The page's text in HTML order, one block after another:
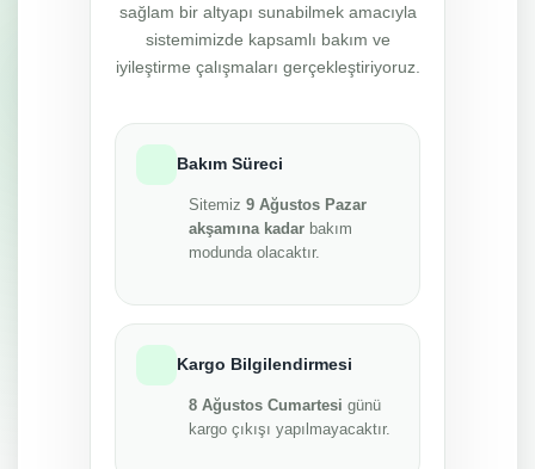
sağlam bir altyapı sunabilmek amacıyla
sistemimizde kapsamlı bakım ve
iyileştirme çalışmaları gerçekleştiriyoruz.
Bakım Süreci
Sitemiz 9 Ağustos Pazar
akşamına kadar bakım
modunda olacaktır.
Kargo Bilgilendirmesi
8 Ağustos Cumartesi günü
kargo çıkışı yapılmayacaktır.